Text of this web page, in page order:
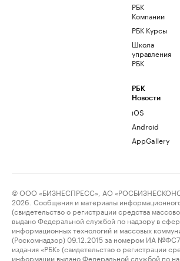
РБК
Компании
РБК Курсы
Школа
управления
РБК
РБК
Новости
iOS
Android
AppGallery
© ООО «БИЗНЕСПРЕСС», АО
2026. Сообщения и материалы информационного
(свидетельство о регистрации средства
выдано Федеральной службой по надзору в
информационных технологий и массовых
(Роскомнадзор) 09.12.2015 за номером ИА
издания «РБК» (свидетельство о регистрации
информации выдано Федеральной службой по